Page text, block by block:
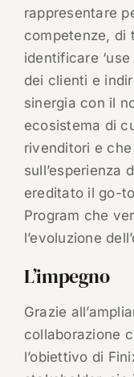
rappresentare
competenze, di
identificare
dei clienti e
sinergia con il
ecosistema di
rivenditori e
sull’esperienza
ereditato il go-
Program che
l’evoluzione
L’impegno
Grazie
collaborazione
l’obiettivo di